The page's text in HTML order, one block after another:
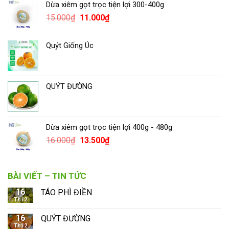
Dừa xiêm gọt trọc tiện lợi 300-400g
15.000₫ 11.000₫
Quýt Giống Úc
QUÝT ĐƯỜNG
Dừa xiêm gọt trọc tiện lợi 400g - 480g
16.000₫ 13.500₫
BÀI VIẾT – TIN TỨC
16
Th12
TÁO PHÌ ĐIỀN
16
Th12
QUÝT ĐƯỜNG